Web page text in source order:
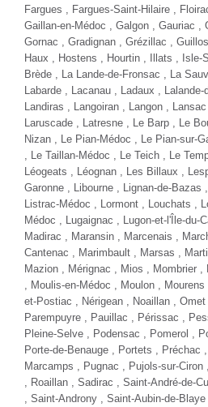
Fargues , Fargues-Saint-Hilaire ,
Gaillan-en-Médoc , Galgon , Gauriac ,
Gornac , Gradignan , Grézillac ,
Haux , Hostens , Hourtin , Illats , Isle-
Brède , La Lande-de-Fronsac , La
Labarde , Lacanau , Ladaux , Lalande-
Landiras , Langoiran , Langon , Lansac
Laruscade , Latresne , Le Barp Le
Nizan , Le Pian-Médoc , Le Pian-sur-
Le Taillan-Médoc Le Teich , Le
Léogeats , Léognan , Les Billaux ,
Garonne , Libourne , Lignan-de-Bazas
Listrac-Médoc , Lormont , Louchats ,
Médoc , Lugaignac , Lugon-et-l'Île-du-
Madirac , Maransin , Marcenais ,
Cantenac , Marimbault , Marsas ,
Mazion , Mérignac Mios , Mombrier
, Moulis-en-Médoc , Moulon ,
et-Postiac , Nérigean , Noaillan , Omet
Parempuyre
Pauillac , Périssac ,
Pleine-Selve , Podensac , Pomerol ,
Porte-de-Benauge , Portets , Préchac
Marcamps , Pugnac , Pujols-sur-
, Roaillan , Sadirac Saint-André-de-
, Saint-Androny , Saint-Aubin-de-Blaye